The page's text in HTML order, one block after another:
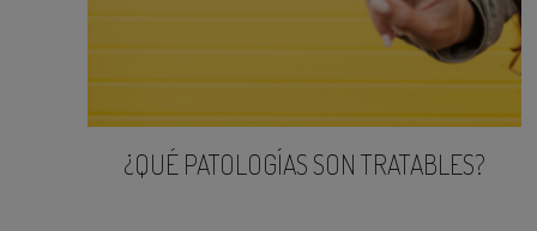
¿QUÉ PATOLOGÍAS SON TRATABLES?